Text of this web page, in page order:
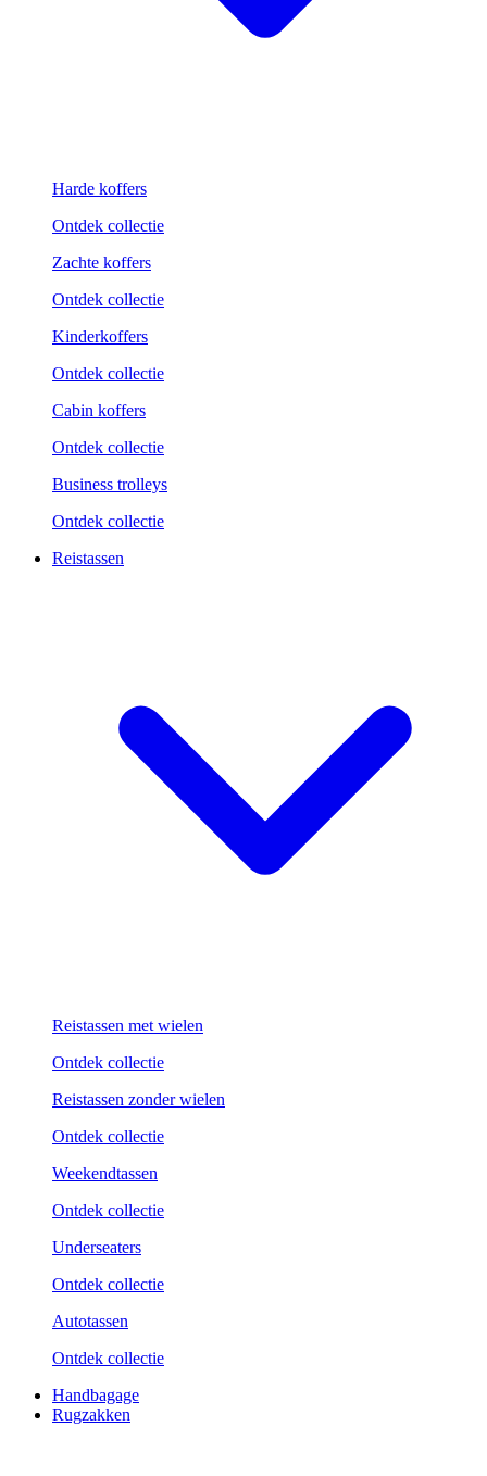
Harde koffers
Ontdek collectie
Zachte koffers
Ontdek collectie
Kinderkoffers
Ontdek collectie
Cabin koffers
Ontdek collectie
Business trolleys
Ontdek collectie
Reistassen
Reistassen met wielen
Ontdek collectie
Reistassen zonder wielen
Ontdek collectie
Weekend­tassen
Ontdek collectie
Underseaters
Ontdek collectie
Autotassen
Ontdek collectie
Handbagage
Rugzakken